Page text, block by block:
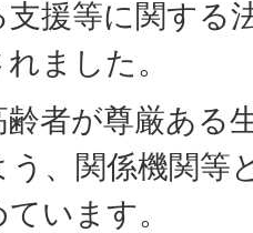
援等に関する
ました。
者が尊厳ある
、関係機関等
います。